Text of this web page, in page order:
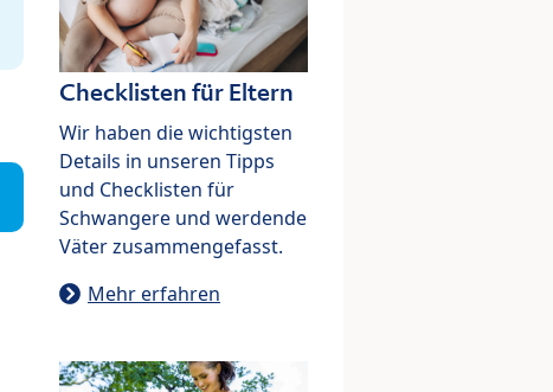
Checklisten für Eltern
Wir haben die wichtigsten
Details in unseren Tipps
und Checklisten für
Schwangere und werdende
Väter zusammengefasst.
Mehr erfahren